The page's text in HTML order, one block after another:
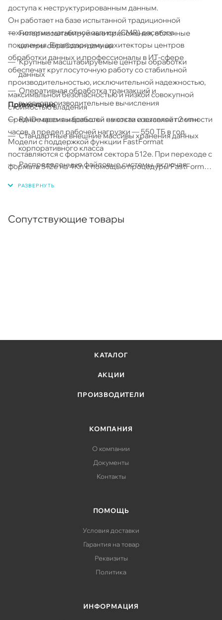
доступа к неструктурированным данным.
Он работает на базе испытанной традиционной
технологии магнитной записи (CMR) десятого
поколения. Благодаря ему архитекторы центров
обработки данных и профессионалы в ИТ-сфере
обеспечат круглосуточную работу со стабильной
производительностью, исключительной надежностью,
максимальной безопасностью и низкой совокупной
стоимостью владения
Среднее время наработки на отказ составляет 2 млн
часов, а предел рабочей нагрузки — 550 ТБ в год.
Гипермасштабируемые приложения, облачные
центры обработки данных
Крупные масштабируемые центры обработки
данных
Оперативная обработка транзакций и
высокопроизводительные вычисления
RAID-массивы большой емкости и высокой плотности
Стандартные внешние массивы хранения данных
корпоративного класса
Распределенные файловые системы, включая
виртуальные ленточные системы
Примечание
Модели с поддержкой функции FastFormat
поставляются с форматом сектора 512e. При переходе с
формата 512e на 4Kn с помощью процедуры FastFormat
ускорения работы при использовании формата 4Kn все
Сопутствующие товары
КАТАЛОГ
АКЦИИ
ПРОИЗВОДИТЕЛИ
КОМПАНИЯ
О компании
Документы
Контакты
ПОМОЩЬ
Условия доставки
Гарантия на товар
Реквизиты
Политика
ИНФОРМАЦИЯ